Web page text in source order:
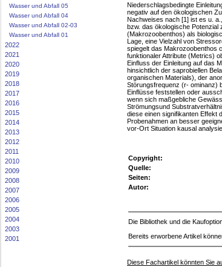
Wasser und Abfall 05
Wasser und Abfall 04
Wasser und Abfall 02-03
Wasser und Abfall 01
2022
2021
2020
2019
2018
2017
2016
2015
2014
2013
2012
2011
2010
2009
2008
2007
2006
2005
2004
2003
2001
Niederschlagsbedingte
negativ auf den ökologischen
Nachweises nach [1] ist es u.
bzw. das ökologische Potenzial
(Makrozoobenthos) als
Lage, eine Vielzahl von
spiegelt das Makrozoobenthos
funktionaler Attribute (Metrics)
Einfluss der Einleitung auf das
hinsichtlich der saprobiellen
organischen Materials), der
Störungsfrequenz (r- ominanz)
Einflüsse feststellen oder
wenn sich maßgebliche
Strömungsund
diese einen signifikanten Effekt
Probenahmen an besser
vor-Ort Situation kausal
Copyright:
Quelle:
Seiten:
Autor:
Die Bibliothek und die
Bereits erworbene Artikel
Diese Fachartikel könnten Sie